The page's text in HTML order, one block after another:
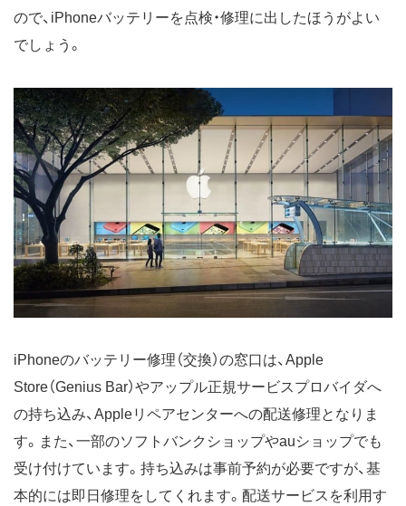
ので、iPhoneバッテリーを点検・修理に出したほうがよい
でしょう。
iPhoneのバッテリー修理（交換）の窓口は、Apple
Store（Genius Bar）やアップル正規サービスプロバイダへ
の持ち込み、Appleリペアセンターへの配送修理となりま
す。また、一部のソフトバンクショップやauショップでも
受け付けています。持ち込みは事前予約が必要ですが、基
本的には即日修理をしてくれます。配送サービスを利用す